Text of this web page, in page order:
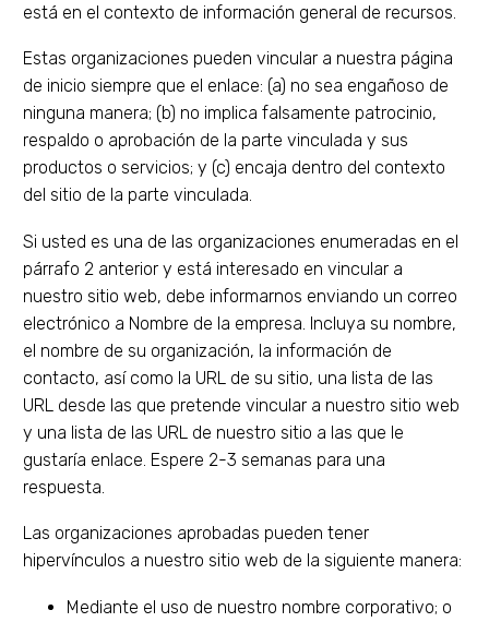
está en el contexto de información general de recursos.
Estas organizaciones pueden vincular a nuestra página
de inicio siempre que el enlace: (a) no sea engañoso de
ninguna manera; (b) no implica falsamente patrocinio,
respaldo o aprobación de la parte vinculada y sus
productos o servicios; y (c) encaja dentro del contexto
del sitio de la parte vinculada.
Si usted es una de las organizaciones enumeradas en el
párrafo 2 anterior y está interesado en vincular a
nuestro sitio web, debe informarnos enviando un correo
electrónico a Nombre de la empresa. Incluya su nombre,
el nombre de su organización, la información de
contacto, así como la URL de su sitio, una lista de las
URL desde las que pretende vincular a nuestro sitio web
y una lista de las URL de nuestro sitio a las que le
gustaría enlace. Espere 2-3 semanas para una
respuesta.
Las organizaciones aprobadas pueden tener
hipervínculos a nuestro sitio web de la siguiente manera:
Mediante el uso de nuestro nombre corporativo; o